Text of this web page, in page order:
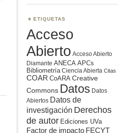
ETIQUETAS
Acceso
Abierto Acceso Abierto
Diamante ANECA APCs
Bibliometría Ciencia Abierta Citas
COAR CoARA Creative
Commons Datos Datos
Abiertos Datos de
investigación Derechos
de autor Ediciones UVa
Factor de impacto FECYT